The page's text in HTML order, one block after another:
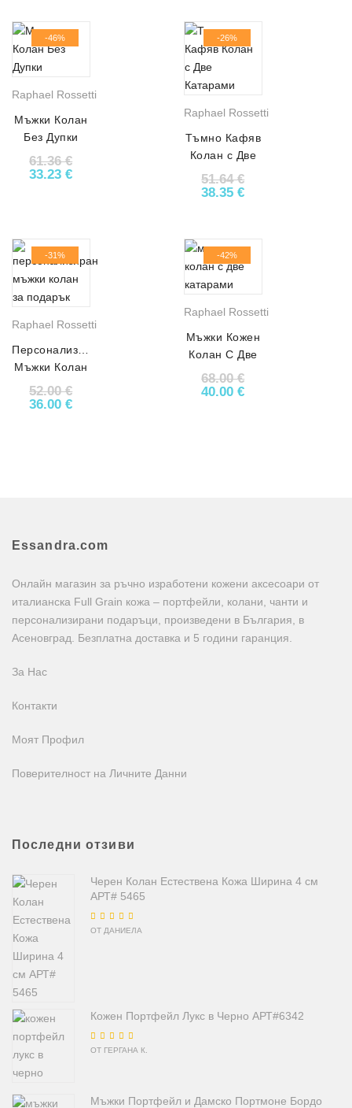
-46%
Raphael Rossetti
Мъжки Колан
Без Дупки
АРТ# 4993
61.36€
Original price was: 61.36 €.
33.23€Текущата цена е: 33.23 €.
-26%
Raphael Rossetti
Тъмно Кафяв
Колан с Две
Катарами
АРТ# 4661
51.64€
Original price was:
38.35€Текущата цена
-31%
Raphael Rossetti
Персонализиран
Мъжки Колан
За Подарък
АРТ# 9247
52.00€
Original price was: 52.00 €.
36.00€Текущата цена е: 36.00 €.
-42%
Raphael Rossetti
Мъжки Кожен
Колан С Две
Катарами
АРТ# 7009
68.00€
Original price was:
40.00€Текущата цена
Essandra.com
Онлайн магазин за ръчно изработени кожени аксесоари от
италианска Full Grain кожа – портфейли, колани, чанти и
персонализирани подаръци, произведени в България, в
Асеновград. Безплатна доставка и 5 години гаранция.
За Нас
Контакти
Моят Профил
Поверителност на Личните Данни
Последни отзиви
Черен Колан Естествена Кожа Ширина 4 см
АРТ# 5465
Оценено на
ОТ ДАНИЕЛА
Кожен Портфейл Лукс в Черно АРТ#6342
Оценено на 5
ОТ ГЕРГАНА К.
Мъжки Портфейл и Дамско Портмоне Бордо